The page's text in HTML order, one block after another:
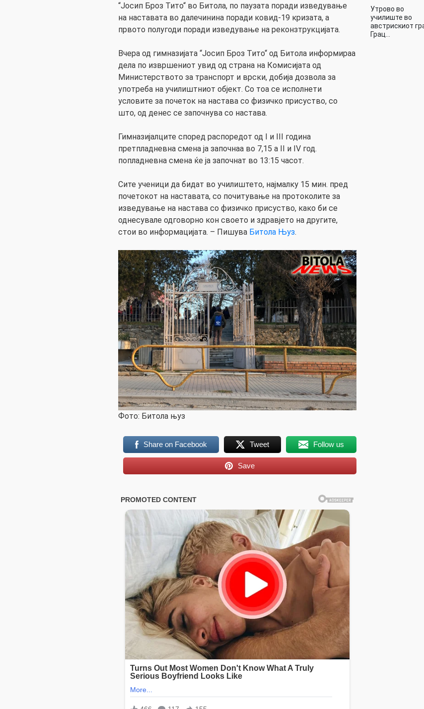
“Јосип Броз Тито“ во Битола, по паузата поради изведување
на наставата во далечинина поради ковид-19 кризата, а
првото полугоди поради изведување на реконзтрукцијата.
Вчера од гимназијата “Јосип Броз Тито“ од Битола информираа
дела по извршениот увид од страна на Комисијата од
Министерството за транспорт и врски, добија дозвола за
употреба на училиштниот објект. Со тоа се исполнети
условите за почеток на настава со физичко присуство, со
што, од денес се започнува со настава.
Гимназијалците според распоредот од I и III година
претпладневна смена ја започнаа во 7,15 а II и IV год.
попладневна смена ќе ја започнат во 13:15 часот.
Сите ученици да бидат во училиштето, најмалку 15 мин. пред
почетокот на наставата, со почитување на протоколите за
изведување на настава со физичко присуство, како би се
однесувале одговорно кон своето и здравјето на другите,
стои во информацијата. – Пишува Битола Њуз.
Фото: Битола њуз
Share on Facebook Tweet Follow us
Save
Утрово во
училиште во
австрискиот
Грац…